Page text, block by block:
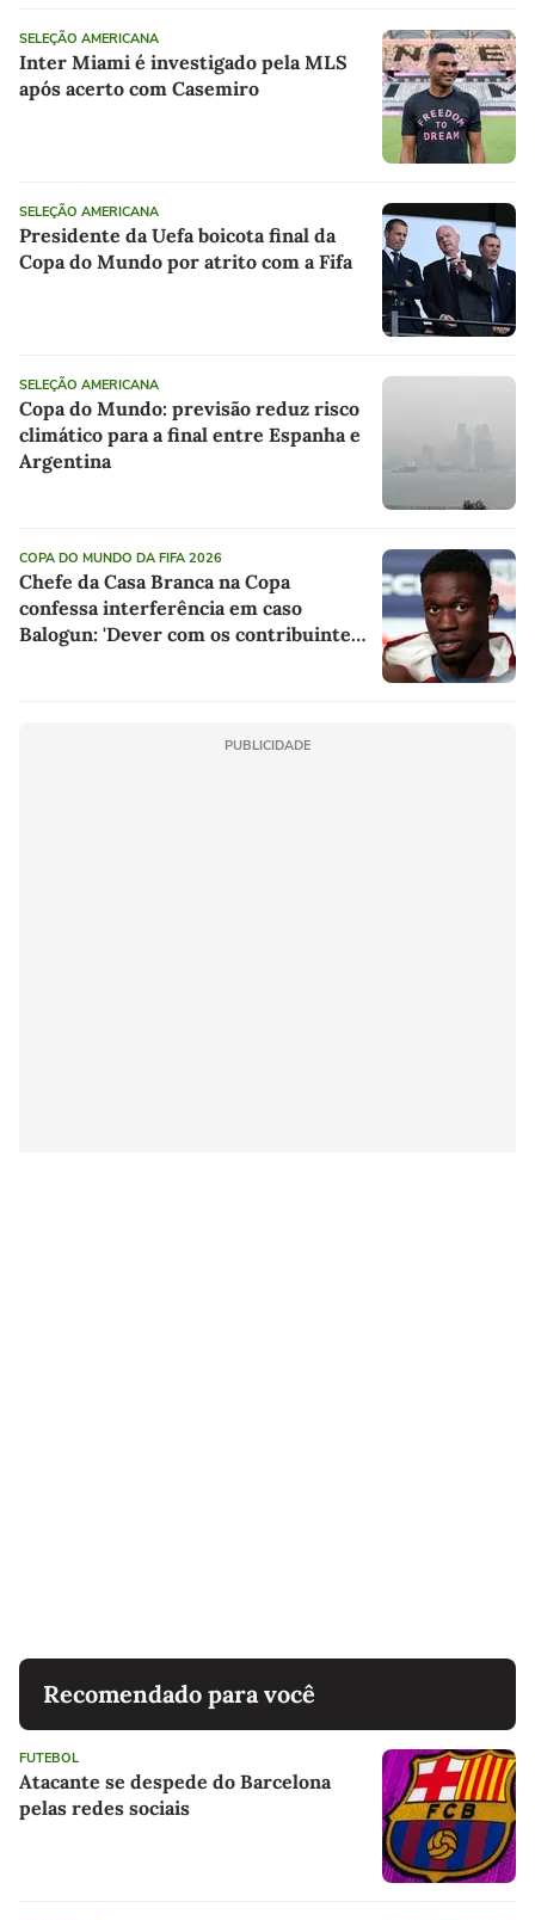
SELEÇÃO AMERICANA
Inter Miami é investigado pela MLS
após acerto com Casemiro
SELEÇÃO AMERICANA
Presidente da Uefa boicota final da
Copa do Mundo por atrito com a Fifa
SELEÇÃO AMERICANA
Copa do Mundo: previsão reduz risco
climático para a final entre Espanha e
Argentina
COPA DO MUNDO DA FIFA 2026
Chefe da Casa Branca na Copa
confessa interferência em caso
Balogun: 'Dever com os contribuintes
PUBLICIDADE
Recomendado para você
FUTEBOL
Atacante se despede do Barcelona
pelas redes sociais